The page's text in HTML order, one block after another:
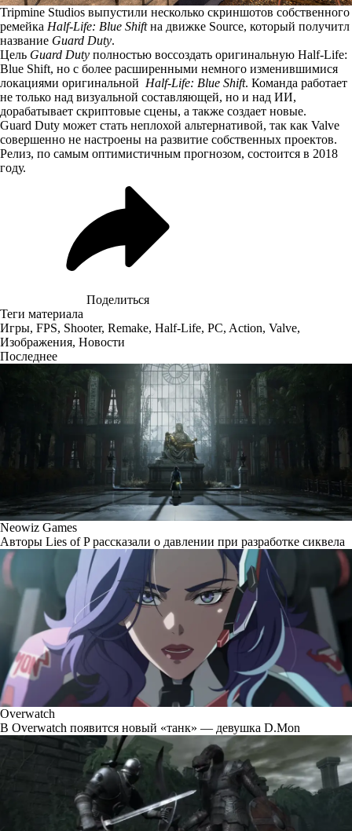
Tripmine Studios выпустили несколько скриншотов собственного
ремейка Half-Life: Blue Shiftна движке Source, который получитл
название Guard Duty.
Цель Guard Duty полностью воссоздать оригинальную Half-Life:
Blue Shift, но с более расширенными немного изменившимися
локациями оригинальной Half-Life: Blue Shift. Команда работает
не только над визуальной составляющей, но и над ИИ,
дорабатывает скриптовые сцены, а также создает новые.
Guard Duty может стать неплохой альтернативой, так как Valve
совершенно не настроены на развитие собственных проектов.
Релиз, по самым оптимистичным прогнозом, состоится в 2018
году.
Поделиться
Теги материала
Игры, FPS, Shooter, Remake, Half-Life, PC, Action, Valve,
Изображения, Новости
Последнее
Neowiz Games
Авторы Lies of P рассказали о давлении при разработке сиквела
Overwatch
В Overwatch появится новый «танк» — девушка D.Mon